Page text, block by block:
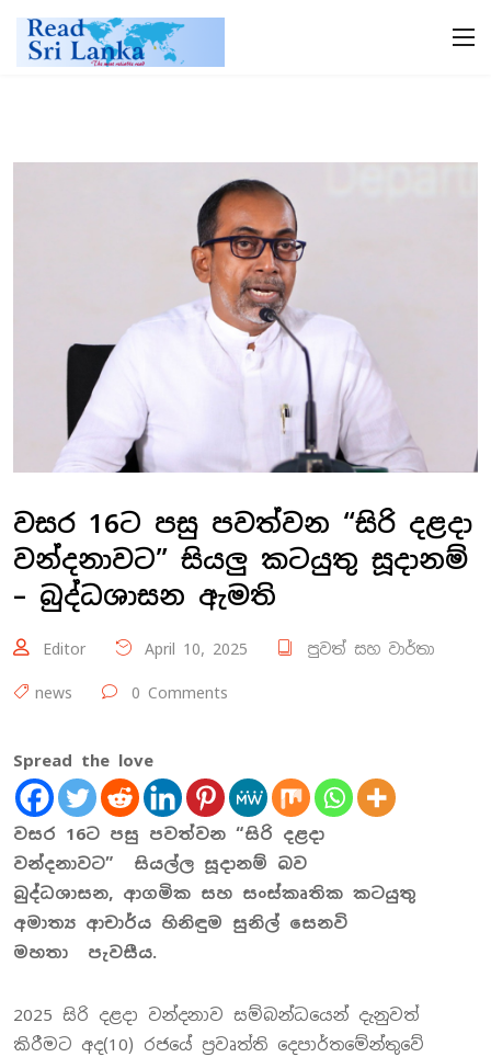
වසර 16ට පසු පවත්වන “සිරි දළදා
වන්දනාවට” සියලු කටයුතු සූදානම්
– බුද්ධශාසන ඇමති
Editor April 10, 2025 පුවත් සහ වාර්තා
news 0 Comments
Spread the love
වසර 16ට පසු පවත්වන “සිරි දළදා
වන්දනාවට” සියල්ල සූදානම් බව
බුද්ධශාසන, ආගමික සහ සංස්කෘතික කටයුතු
අමාත්‍ය ආචාර්ය හිනිඳුම සුනිල් සෙනවි
මහතා
පැවසීය.
2025 සිරි දළදා වන්දනාව සම්බන්ධයෙන් දැනුවත්
කිරීමට අද(10) රජයේ ප්‍රවෘත්ති දෙපාර්තමේන්තුවේ